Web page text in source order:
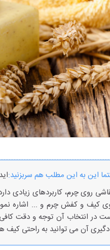
این به این مطلب هم سربزنید:
روی چرم، کاربردهای زیادی
کیف و کفش چرم و ... اشاره
در انتخاب آن توجه و دقت کافی
آن می توانید به راحتی